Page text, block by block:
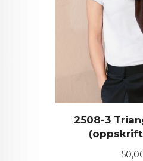
2508-3
Pris